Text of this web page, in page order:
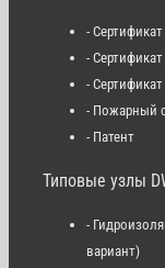
-
-
-
- Пожарный
- Патент
Типовые узлы
-
вариант)